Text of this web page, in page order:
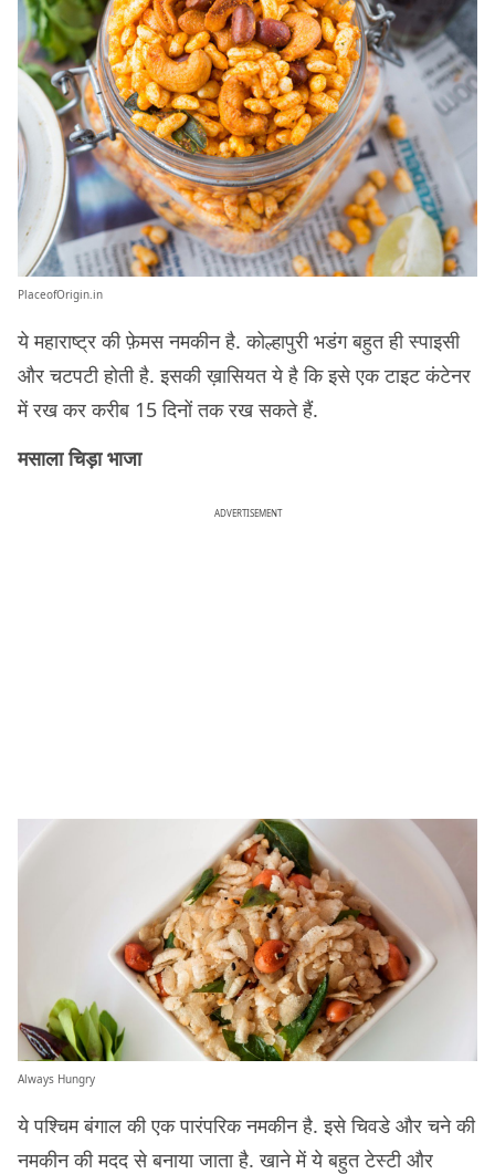
PlaceofOrigin.in
ये महाराष्ट्र की फ़ेमस नमकीन है. कोल्हापुरी भडंग बहुत ही स्पाइसी
और चटपटी होती है. इसकी ख़ासियत ये है कि इसे एक टाइट कंटेनर
में रख कर करीब 15 दिनों तक रख सकते हैं.
मसाला चिड़ा भाजा
ADVERTISEMENT
Always Hungry
ये पश्चिम बंगाल की एक पारंपरिक नमकीन है. इसे चिवडे और चने की
नमकीन की मदद से बनाया जाता है. खाने में ये बहुत टेस्टी और